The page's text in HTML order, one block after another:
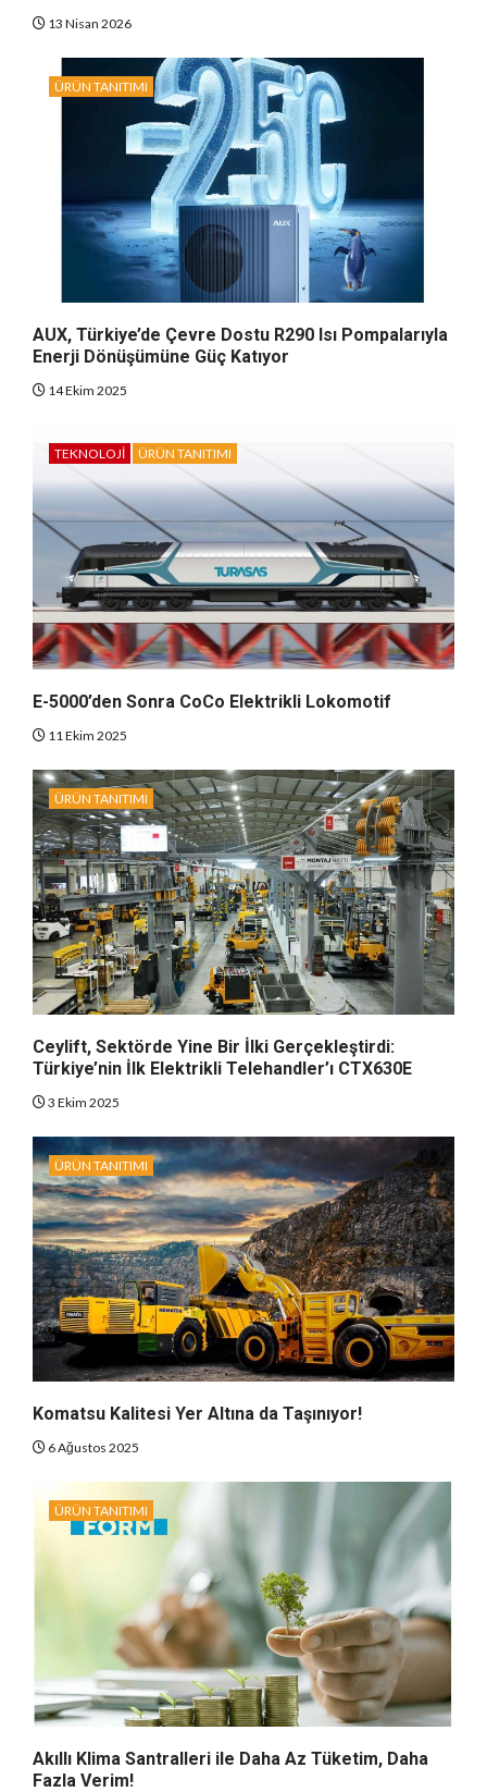
13 Nisan 2026
ÜRÜN TANITIMI
AUX, Türkiye’de Çevre Dostu R290 Isı Pompalarıyla
Enerji Dönüşümüne Güç Katıyor
14 Ekim 2025
TEKNOLOJI ÜRÜN TANITIMI
E-5000’den Sonra CoCo Elektrikli Lokomotif
11 Ekim 2025
ÜRÜN TANITIMI
Ceylift, Sektörde Yine Bir İlki Gerçekleştirdi:
Türkiye’nin İlk Elektrikli Telehandler’ı CTX630E
3 Ekim 2025
ÜRÜN TANITIMI
Komatsu Kalitesi Yer Altına da Taşınıyor!
6 Ağustos 2025
ÜRÜN TANITIMI
Akıllı Klima Santralleri ile Daha Az Tüketim, Daha
Fazla Verim!